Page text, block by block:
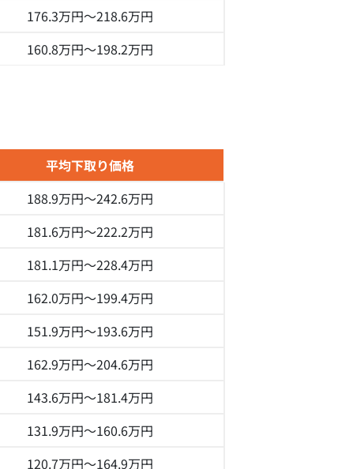
176.3万円～218.6万円
160.8万円～198.2万円
平均下取り価格
188.9万円～242.6万円
181.6万円～222.2万円
181.1万円～228.4万円
162.0万円～199.4万円
151.9万円～193.6万円
162.9万円～204.6万円
143.6万円～181.4万円
131.9万円～160.6万円
120.7万円～164.9万円